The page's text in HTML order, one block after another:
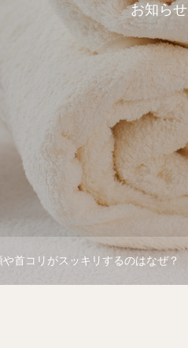
お知らせ
首コリがスッキリするのはなぜ？